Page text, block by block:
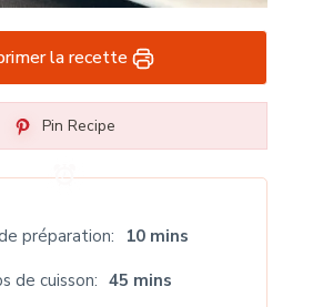
la recette
Pin Recipe
préparation
10 mins
de cuisson
45 mins